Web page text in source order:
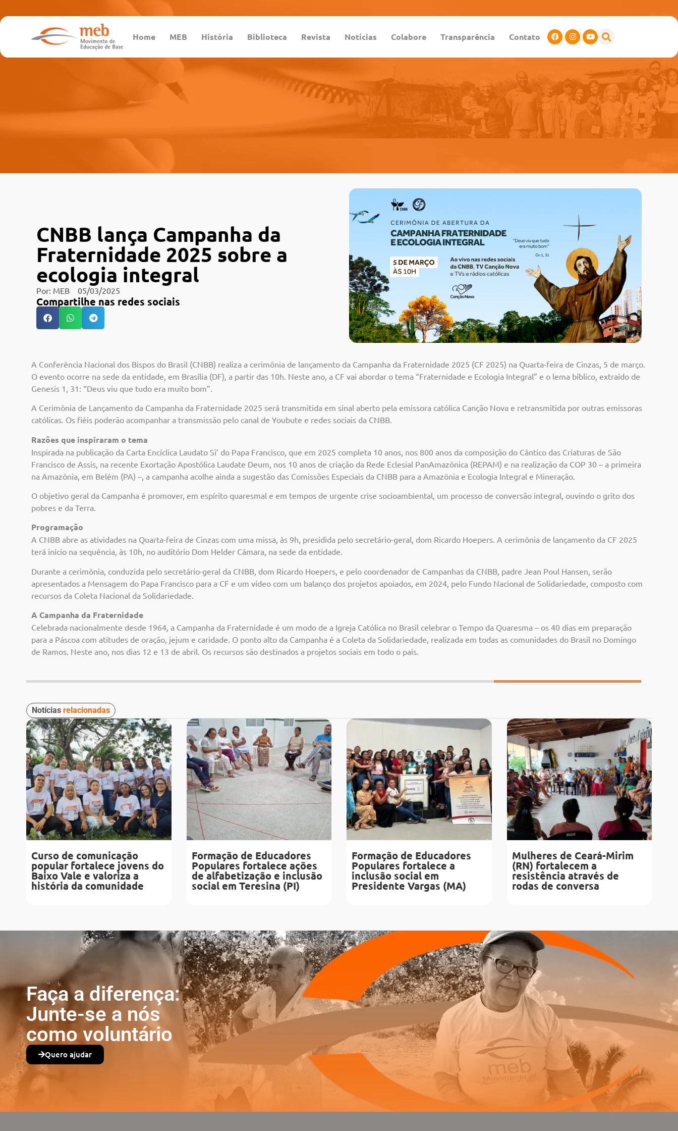
Home MEB História Biblioteca Revista Notícias Colabore Transparência Contato
CNBB lança Campanha da
Fraternidade 2025 sobre a
ecologia integral
Por: MEB 05/03/2025
Compartilhe nas redes sociais
A Conferência Nacional dos Bispos do Brasil (CNBB) realiza a cerimônia de lançamento da Campanha da Fraternidade 2025 (CF 2025) na Quarta-feira de Cinzas, 5 de março.
O evento ocorre na sede da entidade, em Brasília (DF), a partir das 10h. Neste ano, a CF vai abordar o tema “Fraternidade e Ecologia Integral” e o lema bíblico, extraído de
Genesis 1, 31: “Deus viu que tudo era muito bom”.
A Cerimônia de Lançamento da Campanha da Fraternidade 2025 será transmitida em sinal aberto pela emissora católica Canção Nova e retransmitida por outras emissoras
católicas. Os fiéis poderão acompanhar a transmissão pelo canal de Youbute e redes sociais da CNBB.
Razões que inspiraram o tema
Inspirada na publicação da Carta Encíclica Laudato Si’ do Papa Francisco, que em 2025 completa 10 anos, nos 800 anos da composição do Cântico das Criaturas de São
Francisco de Assis, na recente Exortação Apostólica Laudate Deum, nos 10 anos de criação da Rede Eclesial PanAmazônica (REPAM) e na realização da COP 30 – a primeira
na Amazônia, em Belém (PA) –, a campanha acolhe ainda a sugestão das Comissões Especiais da CNBB para a Amazônia e Ecologia Integral e Mineração.
O objetivo geral da Campanha é promover, em espírito quaresmal e em tempos de urgente crise socioambiental, um processo de conversão integral, ouvindo o grito dos
pobres e da Terra.
Programação
A CNBB abre as atividades na Quarta-feira de Cinzas com uma missa, às 9h, presidida pelo secretário-geral, dom Ricardo Hoepers. A cerimônia de lançamento da CF 2025
terá início na sequência, às 10h, no auditório Dom Helder Câmara, na sede da entidade.
Durante a cerimônia, conduzida pelo secretário-geral da CNBB, dom Ricardo Hoepers, e pelo coordenador de Campanhas da CNBB, padre Jean Poul Hansen, serão
apresentados a Mensagem do Papa Francisco para a CF e um vídeo com um balanço dos projetos apoiados, em 2024, pelo Fundo Nacional de Solidariedade, composto com
recursos da Coleta Nacional da Solidariedade.
A Campanha da Fraternidade
Celebrada nacionalmente desde 1964, a Campanha da Fraternidade é um modo de a Igreja Católica no Brasil celebrar o Tempo da Quaresma – os 40 dias em preparação
para a Páscoa com atitudes de oração, jejum e caridade. O ponto alto da Campanha é a Coleta da Solidariedade, realizada em todas as comunidades do Brasil no Domingo
de Ramos. Neste ano, nos dias 12 e 13 de abril. Os recursos são destinados a projetos sociais em todo o país.
Notícias relacionadas
Curso de comunicação
popular fortalece jovens do
Baixo Vale e valoriza a
história da comunidade
Formação de Educadores
Populares fortalece ações
de alfabetização e inclusão
social em Teresina (PI)
Formação de Educadores
Populares fortalece a
inclusão social em
Presidente Vargas (MA)
Mulheres de Ceará-Mirim
(RN) fortalecem a
resistência através de
rodas de conversa
Faça a diferença:
Junte-se a nós
como voluntário
Quero ajudar